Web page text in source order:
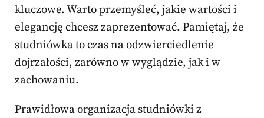
kluczowe. Warto przemyśleć, jakie wartości i
elegancję chcesz zaprezentować. Pamiętaj, że
studniówka to czas na odzwierciedlenie
dojrzałości, zarówno w wyglądzie, jak i w
zachowaniu.
Prawidłowa organizacja studniówki z